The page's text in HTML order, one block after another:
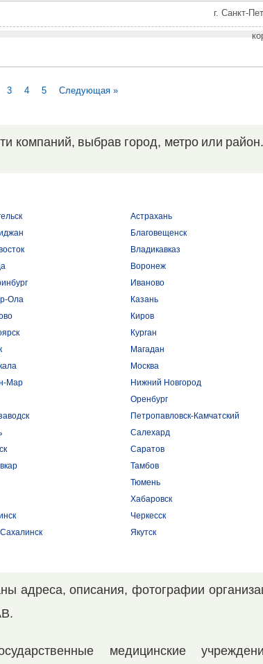
г. Санкт-
3 4 5 Следующая »
компаний, выбрав город, метро или район.
Астрахань
Благовещенск
Владикавказ
Воронеж
Иваново
Ола
Казань
Киров
Курган
Магадан
Москва
Мар
Нижний Новгород
Оренбург
Петропавловск-Камчатский
Салехард
Саратов
Тамбов
Тюмень
Хабаровск
Черкесск
Якутск
адреса, описания, фотографии
медицинские